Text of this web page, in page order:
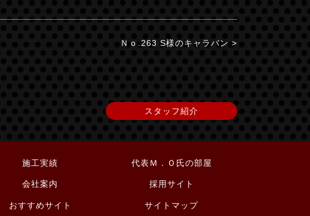
Ｎｏ.263 S様のキャラバン >
スタッフ紹介
施工実績 代表Ｍ．Ｏ氏の部屋
会社案内 採用サイト
おすすめサイト サイトマップ